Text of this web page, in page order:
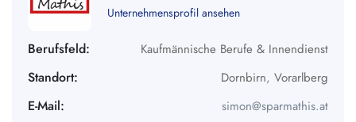
Unternehmensprofil ansehen
Berufsfeld: Kaufmännische Berufe & Innendienst
Standort: Dornbirn, Vorarlberg
E-Mail: simon@sparmathis.at